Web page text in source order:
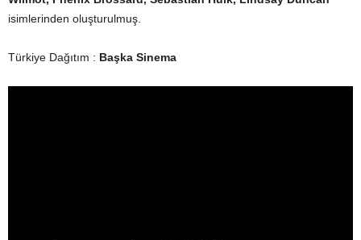
isimlerinden oluşturulmuş.
Türkiye Dağıtım : Başka Sinema